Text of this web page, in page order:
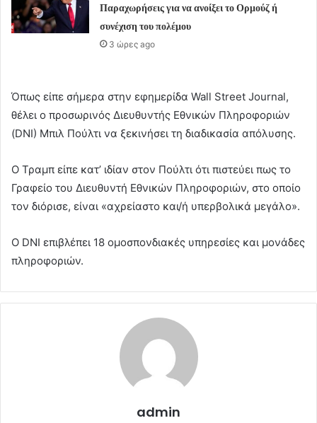
Παραχωρήσεις για να ανοίξει το Ορμούζ ή
συνέχιση του πολέμου
3 ώρες ago
Όπως είπε σήμερα στην εφημερίδα Wall Street Journal,
θέλει ο προσωρινός Διευθυντής Εθνικών Πληροφοριών
(DNI) Μπιλ Πούλτι να ξεκινήσει τη διαδικασία απόλυσης.
Ο Τραμπ είπε κατ’ ιδίαν στον Πούλτι ότι πιστεύει πως το
Γραφείο του Διευθυντή Εθνικών Πληροφοριών, στο οποίο
τον διόρισε, είναι «αχρείαστο και/ή υπερβολικά μεγάλο».
Ο DNI επιβλέπει 18 ομοσπονδιακές υπηρεσίες και μονάδες
πληροφοριών.
admin